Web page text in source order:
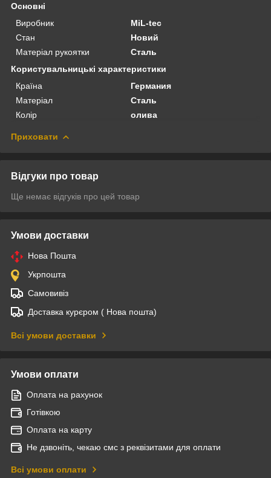
Основні
Виробник
MiL-tec
Стан
Новий
Матеріал рукоятки
Сталь
Користувальницькі характеристики
Країна
Германия
Матеріал
Сталь
Колір
олива
Приховати
Відгуки про товар
Ще немає відгуків про цей товар
Умови доставки
Нова Пошта
Укрпошта
Самовивіз
Доставка курєром ( Нова пошта)
Всі умови доставки
Умови оплати
Оплата на рахунок
Готівкою
Оплата на карту
Не дзвоніть, чекаю смс з реквізитами для оплати
Всі умови оплати